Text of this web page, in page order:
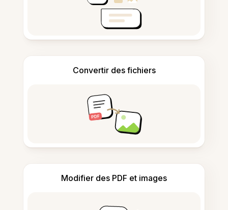
Convertir des fichiers
Modifier des PDF et images